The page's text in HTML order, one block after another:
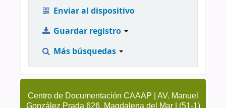
Enviar al dispositivo
Guardar registro
Más búsquedas
Centro de Documentación CAAAP | AV. Manuel
González Prada 626, Magdalena del Mar | (51-1)